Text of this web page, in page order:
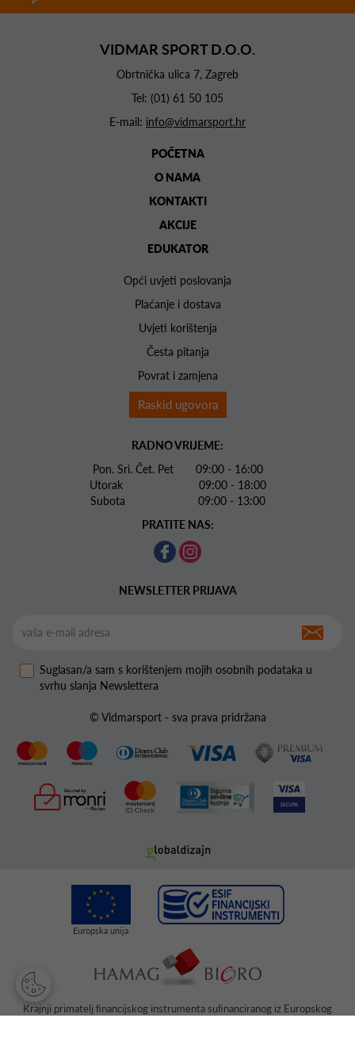
VIDMAR SPORT D.O.O.
Obrtnička ulica 7, Zagreb
Tel: (01) 61 50 105
E-mail: info@vidmarsport.hr
POČETNA
O NAMA
KONTAKTI
AKCIJE
EDUKATOR
Opći uvjeti poslovanja
Plaćanje i dostava
Uvjeti korištenja
Česta pitanja
Povrat i zamjena
Raskid ugovora
RADNO VRIJEME:
Pon. Sri. Čet. Pet 09:00 - 16:00
Utorak 09:00 - 18:00
Subota 09:00 - 13:00
PRATITE NAS:
NEWSLETTER PRIJAVA
Suglasan/a sam s korištenjem mojih osobnih podataka u
svrhu slanja Newslettera
© Vidmarsport - sva prava pridržana
Krajnji primatelj ﬁnancijskog instrumenta suﬁnanciranog iz Europskog